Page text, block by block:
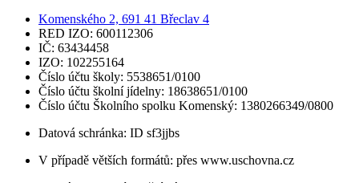
Komenského 2, 691 41 Břeclav 4
RED IZO: 600112306
IČ: 63434458
IZO: 102255164
Číslo účtu školy: 5538651/0100
Číslo účtu školní jídelny: 18638651/0100
Číslo účtu Školního spolku Komenský: 1380266349/0800
Datová schránka: ID sf3jjbs
V případě větších formátů: přes www.uschovna.cz